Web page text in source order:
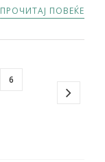
ПРОЧИТАЈ ПОВЕЌЕ
6